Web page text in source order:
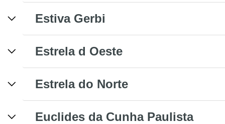
Estiva Gerbi
Estrela d Oeste
Estrela do Norte
Euclides da Cunha Paulista